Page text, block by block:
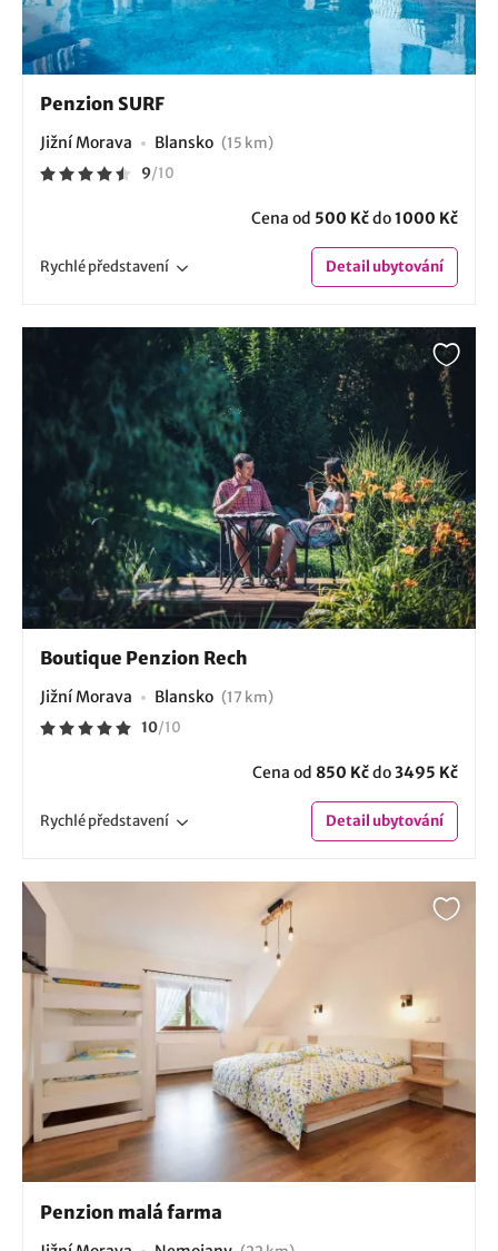
Penzion SURF
Jižní Morava Blansko (15 km)
9/10
Cena od 500 Kčdo1000 Kč
Rychlépředstavení Detailubytování
Boutique Penzion Rech
Jižní Morava Blansko (17 km)
10/10
Cena od 850 Kčdo3495 Kč
Rychlépředstavení Detailubytování
Penzion malá farma